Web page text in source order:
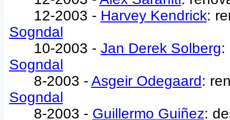
12-2003 - Harvey Kendrick:
Sogndal
10-2003 - Jan Derek Solberg:
Sogndal
8-2003 - Asgeir Odegaard:
Sogndal
8-2003 - Guillermo Guiñez: